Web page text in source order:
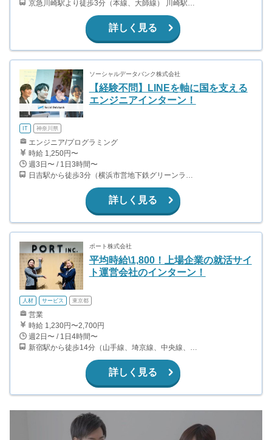
京急川崎駅より徒歩3分（本線、大師線） 川崎駅より徒歩5分（上野東京ライン、京浜東北線、南武線、京急本線、ほか）
詳しく見る
ソーシャルデータバンク株式会社
【経験不問】LINEを軸に国を支える
エンジニアインターン！
IT 神奈川県
エンジニア/プログラミング
時給 1,250円〜
週3日〜 / 1日3時間〜
日吉駅から徒歩3分（横浜市営地下鉄グリーンライン、東急東横線、東急目黒線、東急新横浜線）
詳しく見る
ポート株式会社
平均時給\1,800！上場企業の就活サイ
ト運営会社のインターン！
人材 サービス 東京都
営業
時給 1,230円〜2,700円
週2日〜 / 1日4時間〜
新宿駅から徒歩14分（山手線、埼京線、中央線、湘南新宿ライン、ほか） 西新宿駅から徒歩3分（丸ノ内線） 都庁前駅から徒歩8分（都営大江戸線） 西武新宿駅から徒歩12分（西武新宿線）
詳しく見る